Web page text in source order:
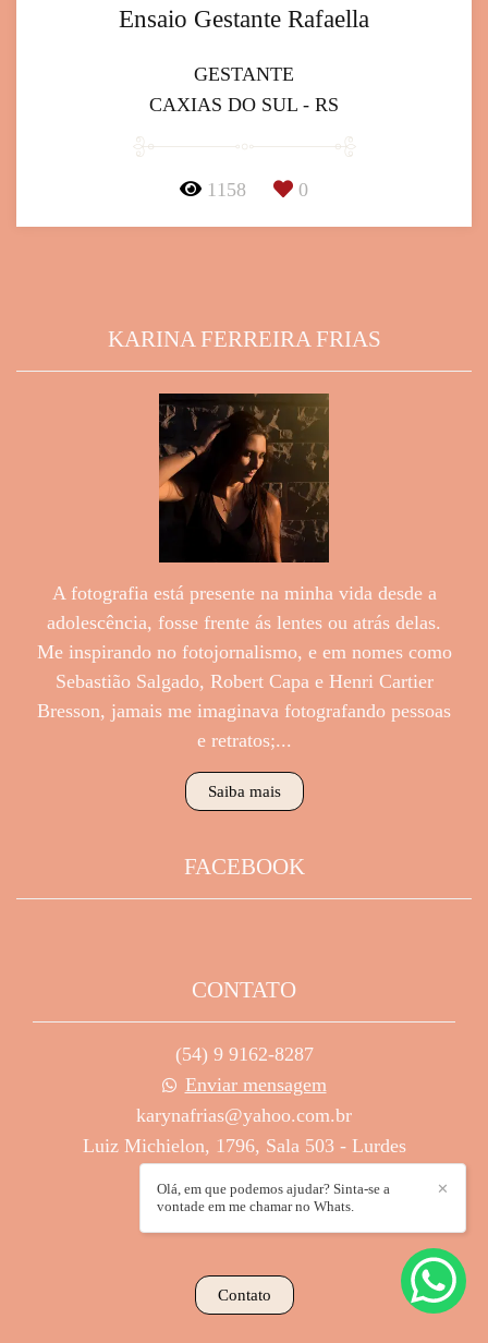
Ensaio Gestante Rafaella
GESTANTE
CAXIAS DO SUL - RS
1158 0
KARINA FERREIRA FRIAS
A fotografia está presente na minha vida desde a
adolescência, fosse frente ás lentes ou atrás delas.
Me inspirando no fotojornalismo, e em nomes como
Sebastião Salgado, Robert Capa e Henri Cartier
Bresson, jamais me imaginava fotografando pessoas
e retratos;...
Saiba mais
FACEBOOK
CONTATO
(54) 9 9162-8287
Enviar mensagem
karynafrias@yahoo.com.br
Luiz Michielon, 1796, Sala 503 - Lurdes
Contato
✕
Olá, em que podemos ajudar? Sinta-se a
vontade em me chamar no Whats.